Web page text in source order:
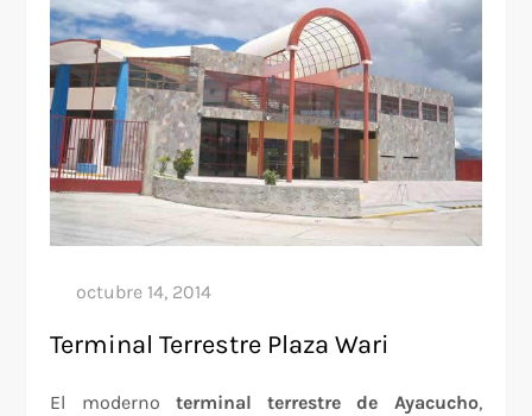
Terminal Terrestre Plaza Wari
El moderno terminal terrestre de Ayacucho,